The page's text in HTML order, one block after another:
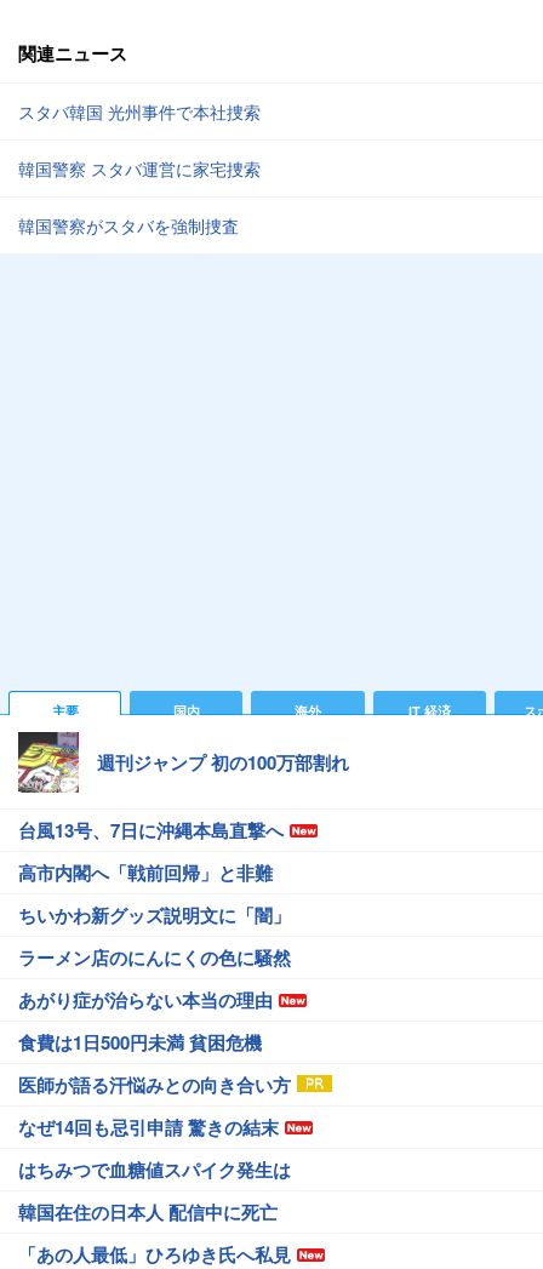
関連ニュース
スタバ韓国 光州事件で本社捜索
韓国警察 スタバ運営に家宅捜索
韓国警察がスタバを強制捜査
主要 国内 海外 IT 経済 ス
週刊ジャンプ 初の100万部割れ
台風13号、7日に沖縄本島直撃へ
高市内閣へ「戦前回帰」と非難
ちいかわ新グッズ説明文に「闇」
ラーメン店のにんにくの色に騒然
あがり症が治らない本当の理由
食費は1日500円未満 貧困危機
医師が語る汗悩みとの向き合い方
なぜ14回も忌引申請 驚きの結末
はちみつで血糖値スパイク発生は
韓国在住の日本人 配信中に死亡
「あの人最低」ひろゆき氏へ私見